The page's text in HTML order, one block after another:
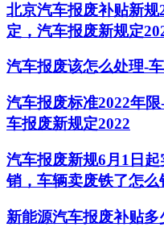
北京汽车报废补贴新规
定，汽车报废新规定
汽车报废该怎么处理-
汽车报废标准2022年
车报废新规定2022
汽车报废新规6月1日
销，车辆卖废铁了怎么
新能源汽车报废补贴